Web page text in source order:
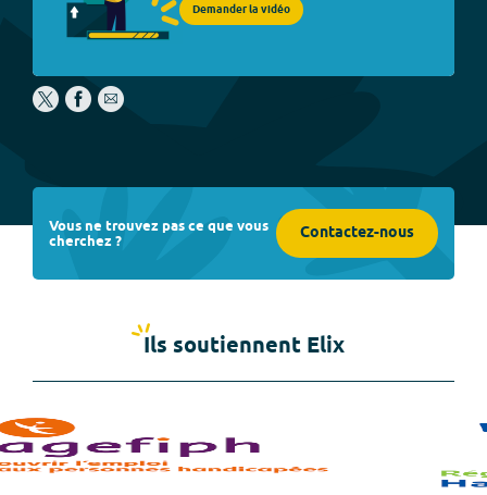
Demander la vidéo
Vous ne trouvez pas ce que vous
cherchez ? Contactez-nous
Ils soutiennent Elix